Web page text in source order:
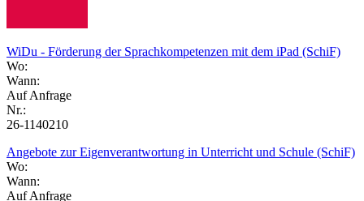
WiDu - Förderung der Sprachkompetenzen mit dem iPad (SchiF)
Wo:
Wann:
Auf Anfrage
Nr.:
26-1140210
Angebote zur Eigenverantwortung in Unterricht und Schule (SchiF)
Wo:
Wann:
Auf Anfrage